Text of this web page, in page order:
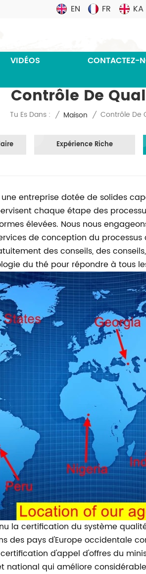
EN FR KA
VIDÉOS CONTACTEZ-
Contrôle De
Tu Es Dans : / Maison / Contrôle De
Expérience Riche
est une entreprise dotée de
chaque étape des
élevées. Nous nous
de conception du processus
des conseils, des
du thé pour répondre à tous
la certification du système
des pays d'Europe occidentale
d'appel d'offres du
national qui améliore